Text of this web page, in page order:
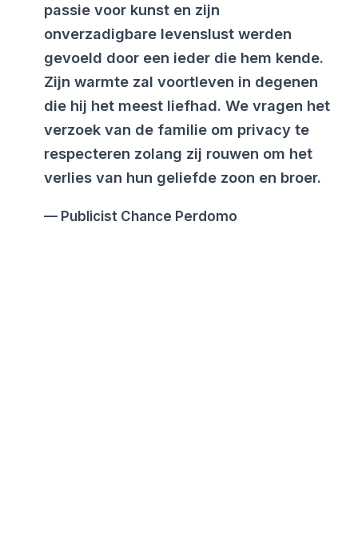
passie voor kunst en zijn
onverzadigbare levenslust werden
gevoeld door een ieder die hem kende.
Zijn warmte zal voortleven in degenen
die hij het meest liefhad. We vragen het
verzoek van de familie om privacy te
respecteren zolang zij rouwen om het
verlies van hun geliefde zoon en broer.
Publicist Chance Perdomo